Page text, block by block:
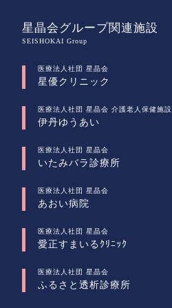
星晶会グループ関連施設
SEISHOKAI Group
医療法人社団 星晶会
星優クリニック
医療法人社団 星晶会 介護老人保健施設
伊丹ゆうあい
医療法人社団 星晶会
いたみバラ診療所
医療法人社団 星晶会
あおい病院
医療法人社団 星晶会
愛正すまいるｸﾘﾆｯｸ
医療法人社団 星晶会
ふるさと透析診療所